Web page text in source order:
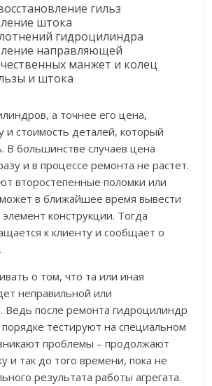
гильз
штока
гидроцилиндра
направляющей
манжет и колец
и штока
а точнее его цена,
и стоимость деталей, который
В большинстве случаев цена
и в процессе ремонта не растет.
второстепенные поломки или
в ближайшее время вывести
конструкции. Тогда
к клиенту и сообщает о
о том, что та или иная
неправильной или
Ведь после ремонта гидроцилиндр
тестируют на специальном
проблемы – продолжают
и так до того времени, пока не
результата работы агрегата.